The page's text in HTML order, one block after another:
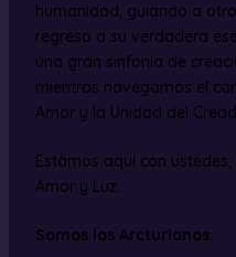
humanidad, guiando a
regreso a su verdadera
una gran sinfonía de
mientras navegamos el
Amor y la Unidad del
Estamos aquí con
Amor y Luz.
Somos los Arcturianos.